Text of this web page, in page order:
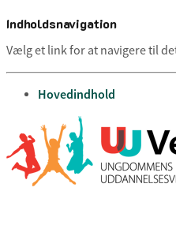
Indholdsnavigation
Vælg et link for at navigere til
gå til
Hovedindhold